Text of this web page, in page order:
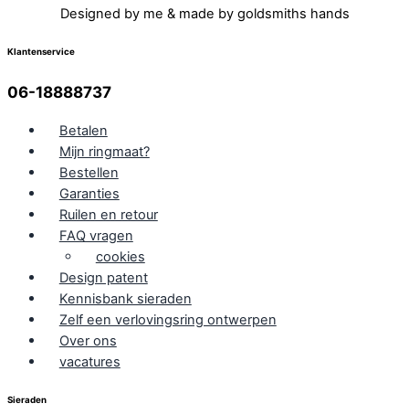
Designed by me & made by goldsmiths hands
Klantenservice
06-18888737
Betalen
Mijn ringmaat?
Bestellen
Garanties
Ruilen en retour
FAQ vragen
cookies
Design patent
Kennisbank sieraden
Zelf een verlovingsring ontwerpen
Over ons
vacatures
Sieraden